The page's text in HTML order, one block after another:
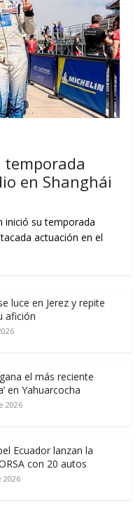
temporada
en Shanghái
inició su temporada
actuación en el
luce en Jerez y repite
afición
el más reciente
en Yahuarcocha
2026
Ecuador lanzan la
con 20 autos
2026